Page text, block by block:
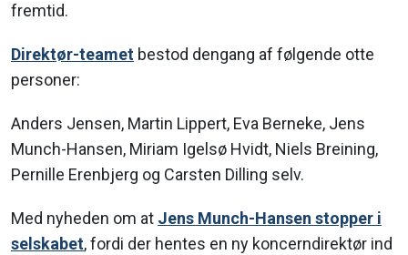
fremtid.
Direktør-teamet bestod dengang af følgende otte
personer:
Anders Jensen, Martin Lippert, Eva Berneke, Jens
Munch-Hansen, Miriam Igelsø Hvidt, Niels Breining,
Pernille Erenbjerg og Carsten Dilling selv.
Med nyheden om at Jens Munch-Hansen stopper i
selskabet, fordi der hentes en ny koncerndirektør ind